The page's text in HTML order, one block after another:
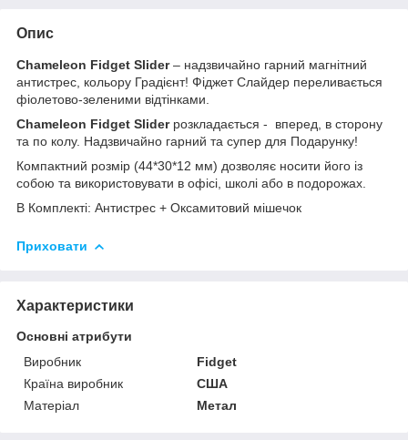
Опис
Chameleon Fidget Slider– надзвичайно гарний магнітний
антистрес, кольору Градієнт! Фіджет Слайдер переливається
фіолетово-зеленими відтінками.
Chameleon Fidget Slider розкладається - вперед, в сторону
та по колу. Надзвичайно гарний та супер для Подарунку!
Компактний розмір (44*30*12 мм) дозволяє носити його із
собою та використовувати в офісі, школі або в подорожах.
В Комплекті: Антистрес + Оксамитовий мішечок
Приховати
Характеристики
Основні атрибути
Виробник
Fidget
Країна виробник
США
Матеріал
Метал